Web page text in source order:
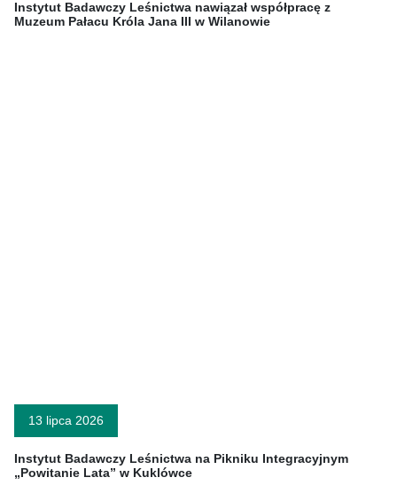
Instytut Badawczy Leśnictwa nawiązał współpracę z
Muzeum Pałacu Króla Jana III w Wilanowie
13 lipca 2026
Instytut Badawczy Leśnictwa na Pikniku Integracyjnym
„Powitanie Lata” w Kuklówce